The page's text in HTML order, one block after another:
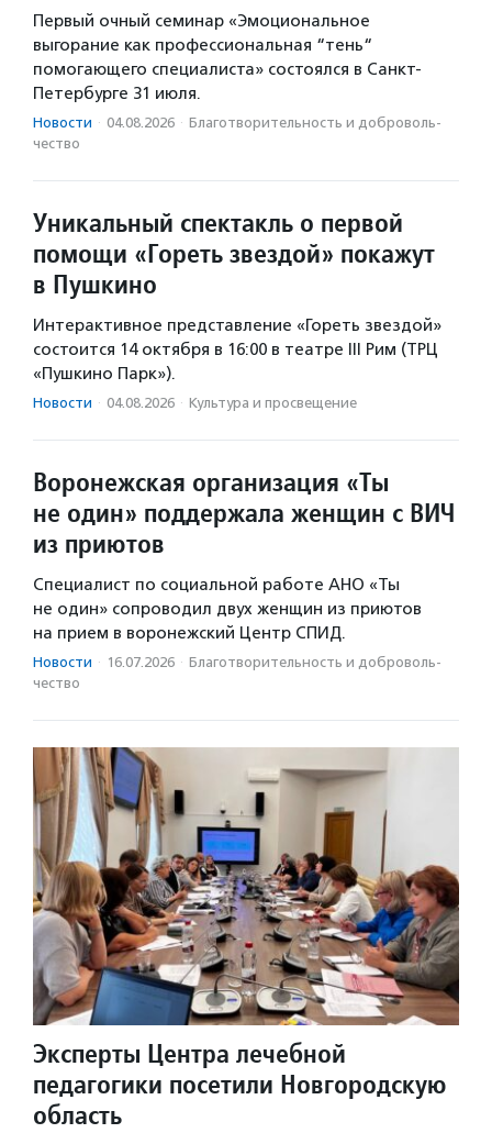
Первый очный семинар «Эмоциональное
выгорание как профессиональная “тень“
помогающего специалиста» состоялся в Санкт-
Петербурге 31 июля.
Новости · 04.08.2026 · Благотвори­тель­ность и доброволь­
чест­во
Уникальный спектакль о первой
помощи «Гореть звездой» покажут
в Пушкино
Интерактивное представление «Гореть звездой»
состоится 14 октября в 16:00 в театре III Рим (ТРЦ
«Пушкино Парк»).
Новости · 04.08.2026 · Культура и просвещение
Воронежская организация «Ты
не один» поддержала женщин с ВИЧ
из приютов
Специалист по социальной работе АНО «Ты
не один» сопроводил двух женщин из приютов
на прием в воронежский Центр СПИД.
Новости · 16.07.2026 · Благотвори­тель­ность и доброволь­
чест­во
Эксперты Центра лечебной
педагогики посетили Новгородскую
область